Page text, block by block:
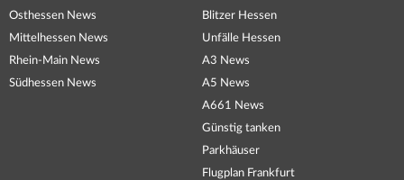
Osthessen News
Mittelhessen News
Rhein-Main News
Südhessen News
Blitzer Hessen
Unfälle Hessen
A3 News
A5 News
A661 News
Günstig tanken
Parkhäuser
Flugplan Frankfurt